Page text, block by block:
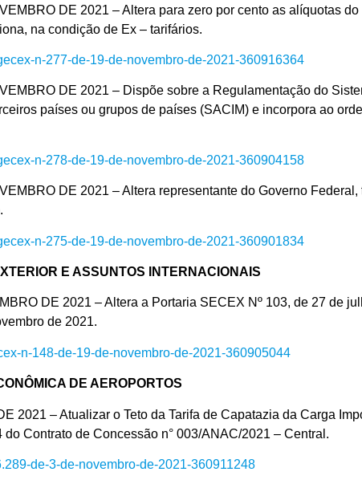
DE 2021 – Altera para zero por cento as alíquotas
na condição de Ex – tarifários.
n-277-de-19-de-novembro-de-2021-360916364
DE 2021 – Dispõe sobre a Regulamentação do
países ou grupos de países (SACIM) e incorpora ao
n-278-de-19-de-novembro-de-2021-360904158
DE 2021 – Altera representante do Governo
n-275-de-19-de-novembro-de-2021-360901834
E ASSUNTOS INTERNACIONAIS
DE 2021 – Altera a Portaria SECEX Nº 103, de 27 de
de 2021.
n-148-de-19-de-novembro-de-2021-360905044
DE AEROPORTOS
2021 – Atualizar o Teto da Tarifa de Capatazia da Carga
Contrato de Concessão n° 003/ANAC/2021 – Central.
de-3-de-novembro-de-2021-360911248